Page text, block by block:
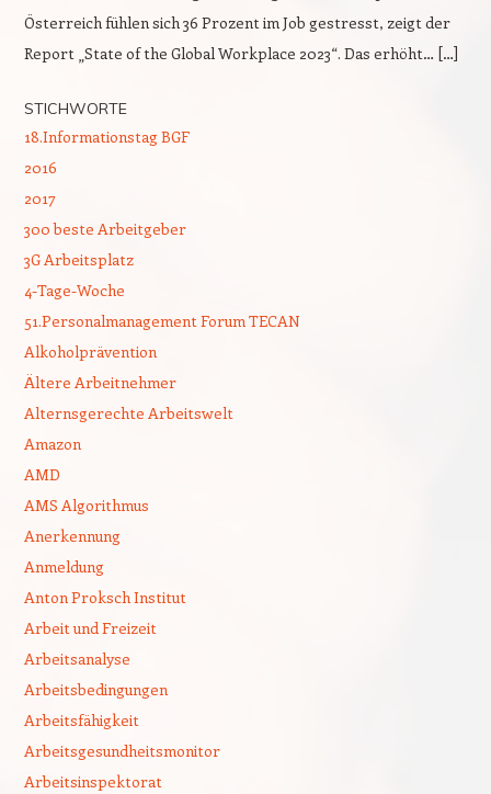
Österreich fühlen sich 36 Prozent im Job gestresst, zeigt der
Report „State of the Global Workplace 2023“. Das erhöht… […]
STICHWORTE
18.Informationstag BGF
2016
2017
300 beste Arbeitgeber
3G Arbeitsplatz
4-Tage-Woche
51.Personalmanagement Forum TECAN
Alkoholprävention
Ältere Arbeitnehmer
Alternsgerechte Arbeitswelt
Amazon
AMD
AMS Algorithmus
Anerkennung
Anmeldung
Anton Proksch Institut
Arbeit und Freizeit
Arbeitsanalyse
Arbeitsbedingungen
Arbeitsfähigkeit
Arbeitsgesundheitsmonitor
Arbeitsinspektorat